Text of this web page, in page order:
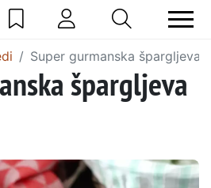
Super gurmanska špargljeva
špargljeva